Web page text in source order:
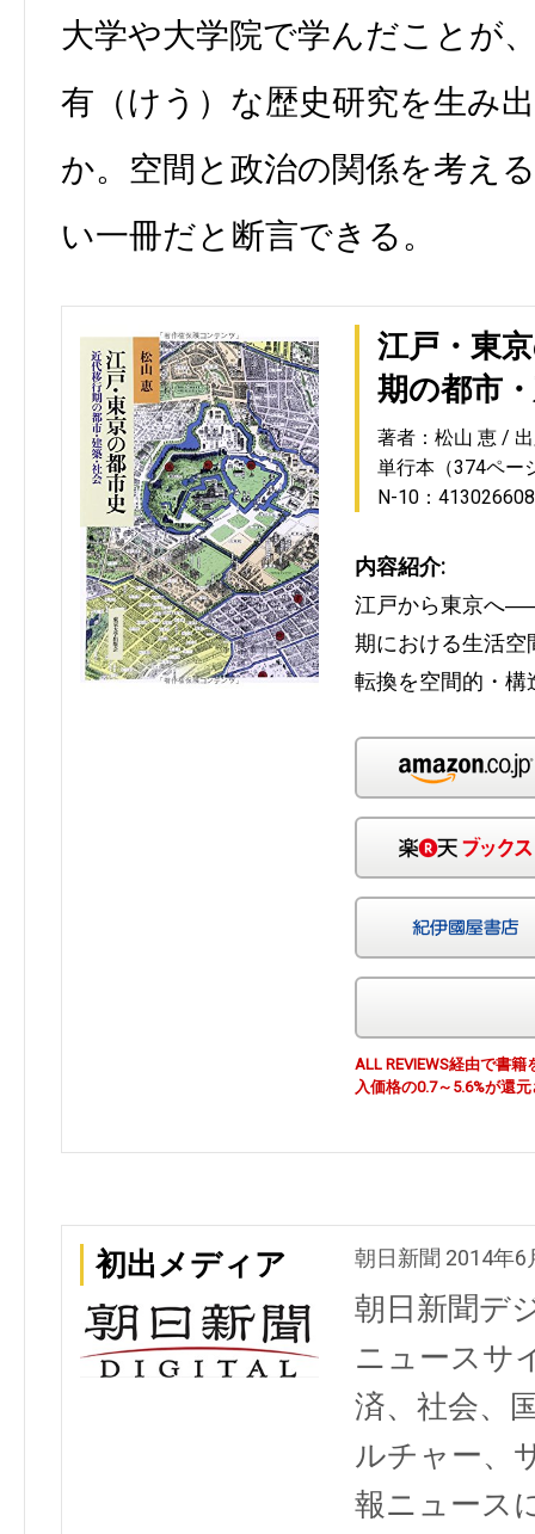
大学や大学院で学んだことが
有（けう）な歴史研究を生み
か。空間と政治の関係を考え
い一冊だと断言できる。
江戸・東
期の都市
著者：松山 恵
単行本（374ペー
N-10：
内容紹介:
江戸から東京へ
期における生活空
転換を空間的・構
ALL REVIEWS経由で書
入価格の0.7～5.6%が還
初出メディア 朝日新聞 2014年6
朝日新聞デ
ニュースサ
済、社会、
ルチャー、
報ニュース